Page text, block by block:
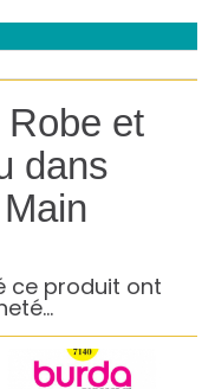
et
dans
ce produit ont